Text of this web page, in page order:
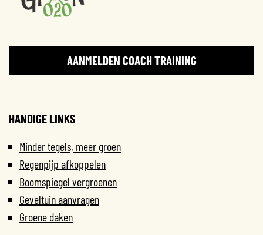
AANMELDEN COACH TRAINING
HANDIGE LINKS
Minder tegels, meer groen
Regenpijp afkoppelen
Boomspiegel vergroenen
Geveltuin aanvragen
Groene daken